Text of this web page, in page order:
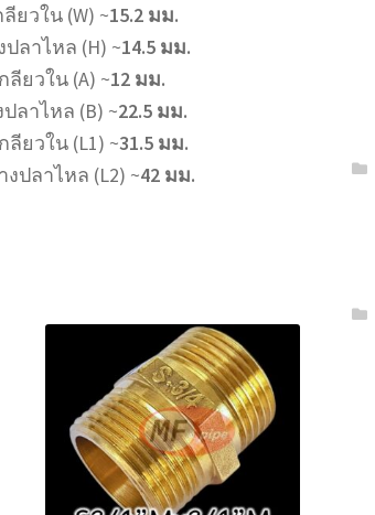
ยวใน (W) ~15.2 มม.
ลาไหล (H) ~14.5 มม.
ยวใน (A) ~12 มม.
ลาไหล (B) ~22.5 มม.
ยวใน (L1) ~31.5 มม.
ปลาไหล (L2) ~42 มม.